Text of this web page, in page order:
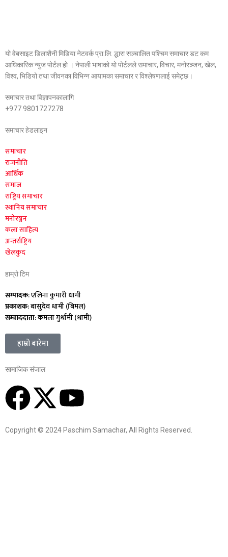
यो वेबसाइट डिलाशैनी मिडिया नेटवर्क प्रा.लि. द्धारा सञ्चालित पश्चिम समाचार डट कम
आधिकारिक न्युज पोर्टल हो । नेपाली भाषाको यो पोर्टलले समाचार, विचार, मनोरञ्जन, खेल,
विश्व, भिडियो तथा जीवनका विभिन्न आयामका समाचार र विश्लेषणलाई समेट्छ।
समाचार तथा विज्ञापनकालागि
+977 9801727278
समाचार हेडलाइन
समाचार
राजनीति
आर्थिक
समाज
राष्ट्रिय समाचार
स्थानिय समाचार
मनोरञ्जन
कला साहित्य
अन्तर्राष्ट्रिय
खेलकुद
हाम्रो टिम
सम्पादक: एलिना कुमारी धामी
प्रकाशक: बासुदेव धामी (बिमल)
सम्वाददाता: कमला गुर्धामी (धामी)
हाम्रो बारेमा
सामाजिक संजाल
Copyright © 2024 Paschim Samachar, All Rights Reserved.